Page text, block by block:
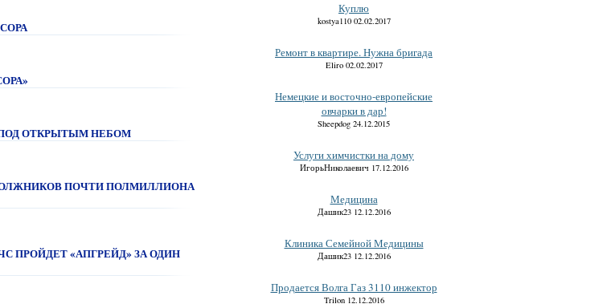
ОТКРЫТЫМ НЕБОМ
ПОЧТИ ПОЛМИЛЛИОНА
ПРОЙДЕТ «АПГРЕЙД» ЗА ОДИН
Куплю
kostya110 02.02.2017
Ремонт в квартире. Нужна бригада
Eliro 02.02.2017
Немецкие и восточно-европейские
овчарки в дар!
Sheepdog 24.12.2015
Услуги химчистки на дому
ИгорьНиколаевич 17.12.2016
Медицина
Дашик23 12.12.2016
Клиника Семейной Медицины
Дашик23 12.12.2016
Продается Волга Газ 3110 инжектор
Trilon 12.12.2016